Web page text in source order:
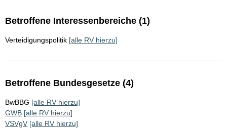
Betroffene Interessenbereiche (1)
Verteidigungspolitik [alle RV hierzu]
Betroffene Bundesgesetze (4)
BwBBG [alle RV hierzu]
GWB [alle RV hierzu]
VSVgV [alle RV hierzu]